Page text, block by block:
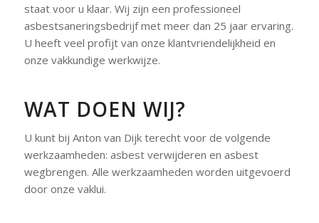
staat voor u klaar. Wij zijn een professioneel
asbestsaneringsbedrijf met meer dan 25 jaar ervaring.
U heeft veel profijt van onze klantvriendelijkheid en
onze vakkundige werkwijze.
WAT DOEN WIJ?
U kunt bij Anton van Dijk terecht voor de volgende
werkzaamheden: asbest verwijderen en asbest
wegbrengen. Alle werkzaamheden worden uitgevoerd
door onze vaklui.